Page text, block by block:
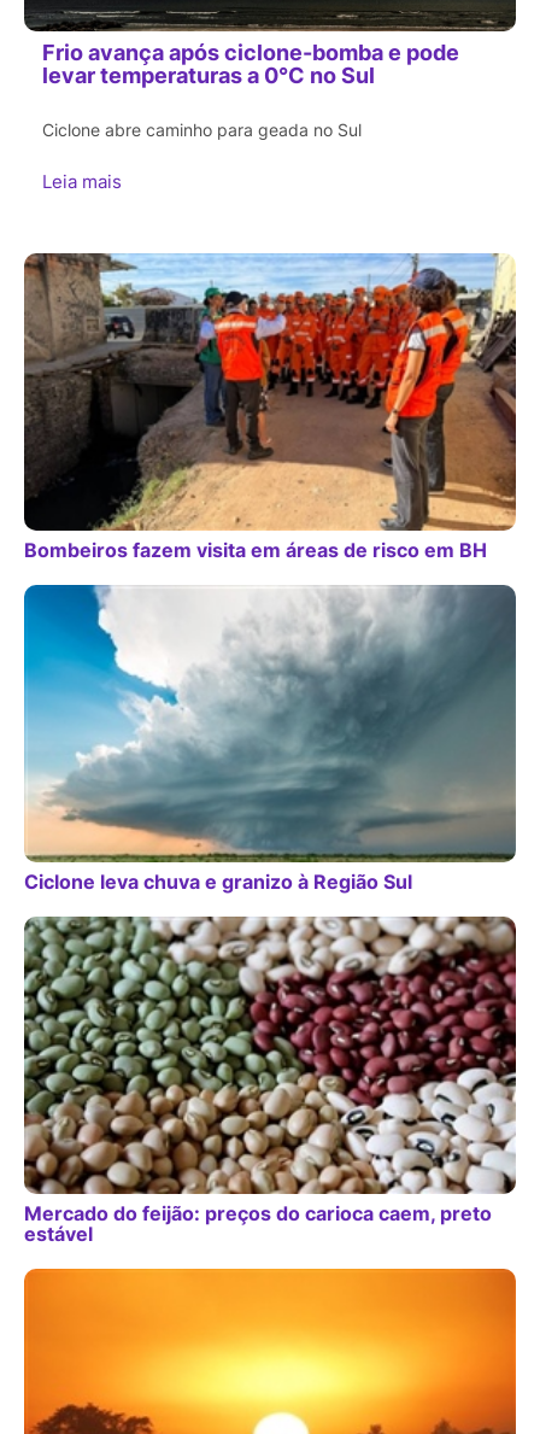
Frio avança após ciclone-bomba e pode
levar temperaturas a 0°C no Sul
Ciclone abre caminho para geada no Sul
Leia mais
Bombeiros fazem visita em áreas de risco em BH
Ciclone leva chuva e granizo à Região Sul
Mercado do feijão: preços do carioca caem, preto
estável